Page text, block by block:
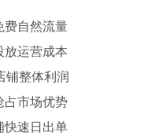
费自然流量
运营成本
铺整体利润
占市场优势
快速日出单